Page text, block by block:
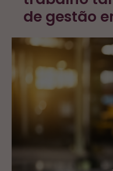
de gestão